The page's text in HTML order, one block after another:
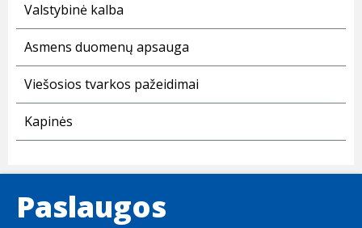
Valstybinė kalba
Asmens duomenų apsauga
Viešosios tvarkos pažeidimai
Kapinės
Paslaugos